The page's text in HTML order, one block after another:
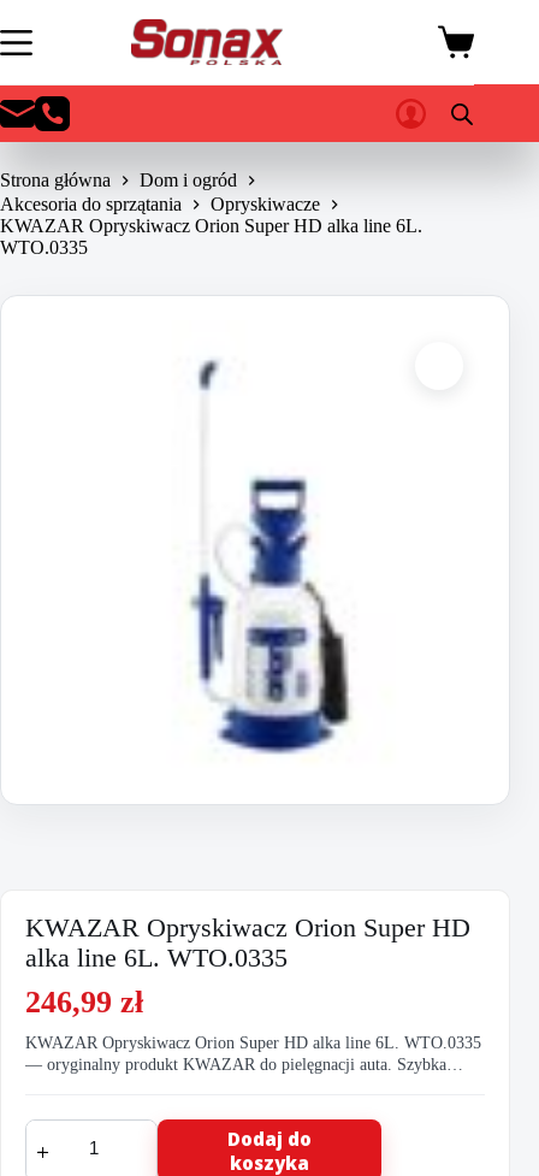
do
treści
Koszyk
Strona główna
Dom i ogród
Akcesoria do sprzątania
Opryskiwacze
KWAZAR Opryskiwacz Orion Super HD alka line 6L.
WTO.0335
KWAZAR Opryskiwacz Orion Super HD
alka line 6L. WTO.0335
246,99 zł
KWAZAR Opryskiwacz Orion Super HD alka line 6L. WTO.0335
— oryginalny produkt KWAZAR do pielęgnacji auta. Szybka
ilość
KWAZAR
Dodaj do
koszyka